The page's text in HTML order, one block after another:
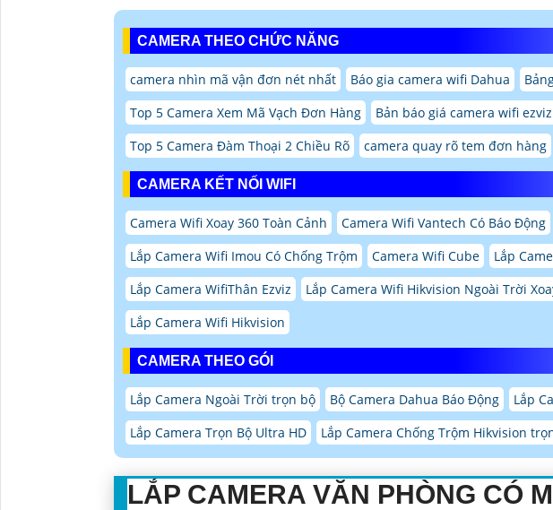
CAMERA THEO CHỨC NĂNG
camera nhìn mã vận đơn nét nhất Báo gia camera wifi Dahua
Top 5 Camera Xem Mã Vạch Đơn Hàng
Bản báo giá camera wifi
Top 5 Camera Đàm Thoại 2 Chiều Rõ
camera quay rõ tem đơn hàng
CAMERA KẾT NỐI WIFI
Camera Wifi Xoay 360 Toàn Cảnh
Camera Wifi Vantech Có Báo Động
Lắp Camera Wifi Imou Có Chống Trộm
Camera Wifi Cube
Lắp
Lắp Camera WifiThân Ezviz
Lắp Camera Wifi Hikvision Ngoài Trời
Lắp Camera Wifi Hikvision
CAMERA THEO GÓI
Lắp Camera Ngoài Trời trọn bộ Bộ Camera Dahua Báo Động
Lắp
Lắp Camera Trọn Bộ Ultra HD
Lắp Camera Chống Trộm Hikvision
LẮP CAMERA VĂN PHÒNG CÓ